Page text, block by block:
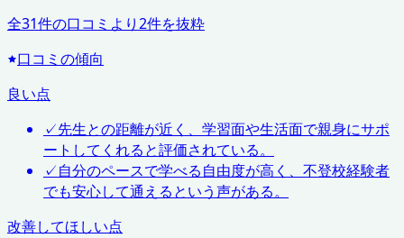
全31件の口コミより2件を抜粋
口コミの傾向
良い点
✓先生との距離が近く、学習面や生活面で親身にサポ
ートしてくれると評価されている。
✓自分のペースで学べる自由度が高く、不登校経験者
でも安心して通えるという声がある。
改善してほしい点